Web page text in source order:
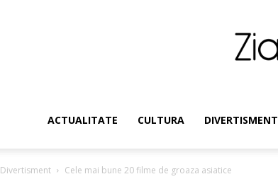
ACTUALITATE CULTURA DIVERTISMENT
Divertisment Cele mai bune 20 filme de groaza asiatice